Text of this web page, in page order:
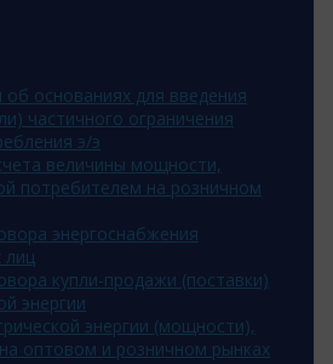
основаниях для введения
частичного ограничения
э/э
величины мощности,
потребителем на розничном
энергоснабжения
лиц
купли-продажи (поставки)
энергии
энергии (мощности),
оптовом и розничном рынках